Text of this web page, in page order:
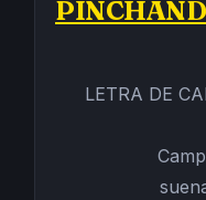
LETRA DE